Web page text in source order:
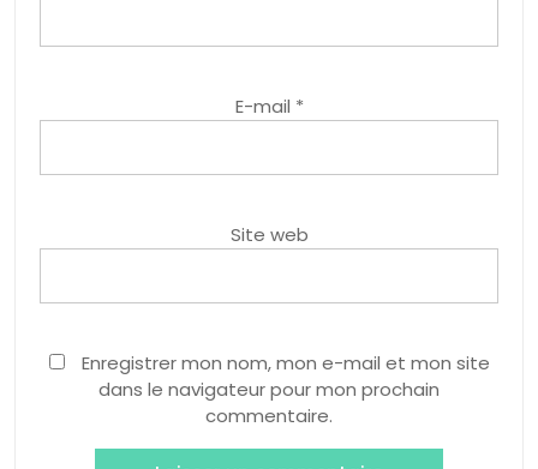
E-mail *
Site web
Enregistrer mon nom, mon e-mail et mon site
dans le navigateur pour mon prochain
commentaire.